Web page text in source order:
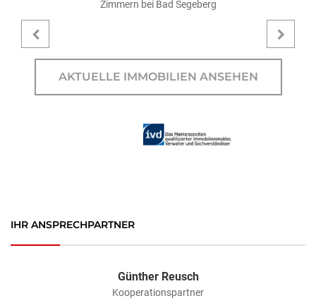
Zimmern bei Bad Segeberg
AKTUELLE IMMOBILIEN ANSEHEN
IHR ANSPRECHPARTNER
Günther Reusch
Kooperationspartner